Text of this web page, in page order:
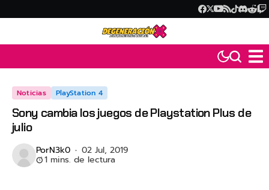
Noticias PlayStation 4
Sony cambia los juegos de Playstation Plus de
julio
PorN3k0 02 Jul, 2019
1 mins. de lectura